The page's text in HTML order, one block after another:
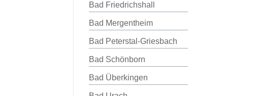
Bad Friedrichshall
Bad Mergentheim
Bad Peterstal-Griesbach
Bad Schönborn
Bad Überkingen